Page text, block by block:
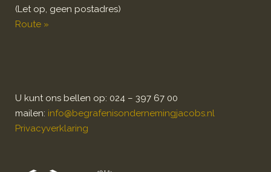
(Let op, geen postadres)
Route »
U kunt ons bellen op: 024 – 397 67 00
mailen: info@begrafenisondernemingjacobs.nl
Privacyverklaring